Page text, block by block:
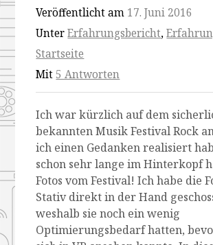
Veröffentlicht am 17. Juni 2016
UnterErfahrungsbericht,
Startseite
Mit5 Antworten
Ich war kürzlich auf dem
bekannten Musik Festival Rock
ich einen Gedanken realisiert
schon sehr lange im Hinterkopf
Fotos vom Festival! Ich habe die
Stativ direkt in der Hand
weshalb sie noch ein wenig
Optimierungsbedarf hatten,